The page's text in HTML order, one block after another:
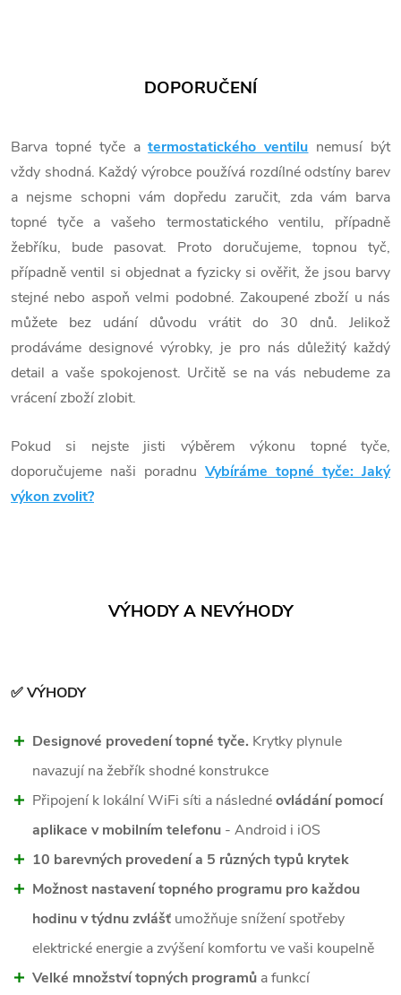
DOPORUČENÍ
Barva topné tyče atermostatického ventilu nemusí být
vždy shodná. Každý výrobce používá rozdílné odstíny barev
a nejsme schopni vám dopředu zaručit, zda vám barva
topné tyče a vašeho termostatického ventilu, případně
žebříku, bude pasovat. Proto doručujeme, topnou tyč,
případně ventil si objednat a fyzicky si ověřit, že jsou barvy
stejné nebo aspoň velmi podobné. Zakoupené zboží u nás
můžete bez udání důvodu vrátit do 30 dnů. Jelikož
prodáváme designové výrobky, je pro nás důležitý každý
detail a vaše spokojenost. Určitě se na vás nebudeme za
vrácení zboží zlobit.
Pokud si nejste jisti výběrem výkonu topné tyče,
doporučujeme naši poradnu Vybíráme topné tyče: Jaký
výkon zvolit?
VÝHODY A NEVÝHODY
✅ VÝHODY
Designové provedení topné tyče. Krytky plynule
navazují na žebřík shodné konstrukce
Připojení k lokální WiFi síti a následnéovládání pomocí
aplikace v mobilním telefonu - Android i iOS
10 barevných provedení a 5 různých typů krytek
Možnost nastavení topného programu pro každou
hodinu v týdnu zvlášť umožňuje snížení spotřeby
elektrické energie a zvýšení komfortu ve vaši koupelně
Velké množství topných programů a funkcí